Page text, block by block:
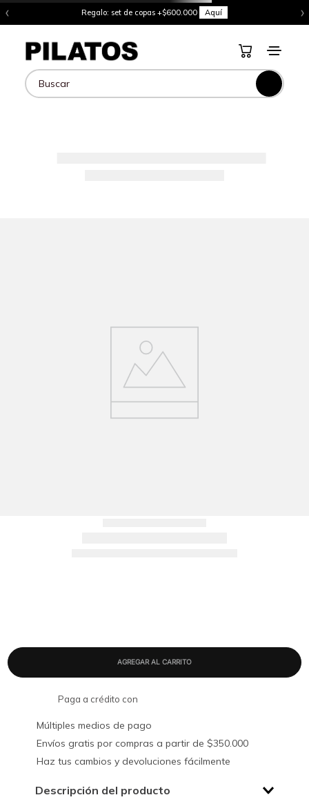
‹ Regalo: set de copas +$600.000 Aquí ›
Buscar
Paga a crédito con
Múltiples medios de pago
Envíos gratis por compras a partir de $350.000
Haz tus cambios y devoluciones fácilmente
Descripción del producto